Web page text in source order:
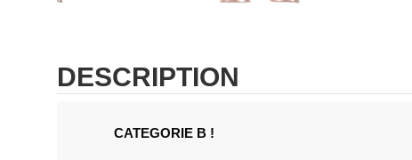
DESCRIPTION
CATEGORIE B !